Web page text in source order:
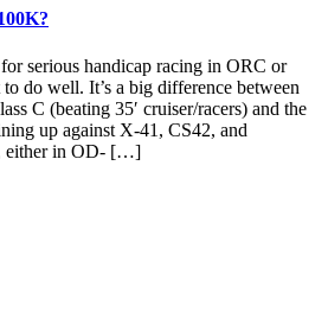
serious handicap racing in ORC or
do well. It’s a big difference between
C (beating 35′ cruiser/racers) and the
up against X-41, CS42, and
either in OD- […]